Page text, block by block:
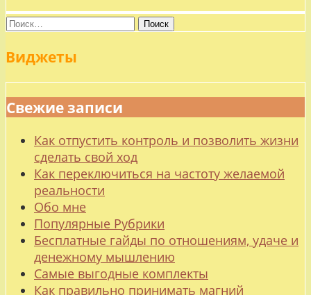
Найти:
Виджеты
Свежие записи
Как отпустить контроль и позволить жизни
сделать свой ход
Как переключиться на частоту желаемой
реальности
Обо мне
Популярные Рубрики
Бесплатные гайды по отношениям, удаче и
денежному мышлению
Самые выгодные комплекты
Как правильно принимать магний